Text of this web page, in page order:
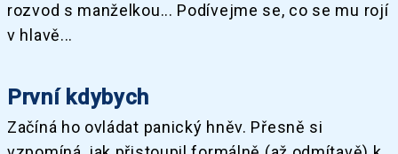
rozvod s manželkou... Podívejme se, co se mu rojí
v hlavě...
První kdybych
Začíná ho ovládat panický hněv. Přesně si